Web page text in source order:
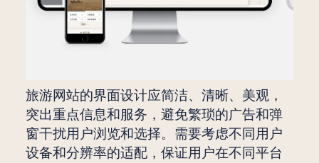
旅游网站的界面设计应简洁、清晰、美观，
突出重点信息和服务，避免繁琐的广告和弹
窗干扰用户浏览和选择。需要考虑不同用户
设备和分辨率的适配，保证用户在不同平台